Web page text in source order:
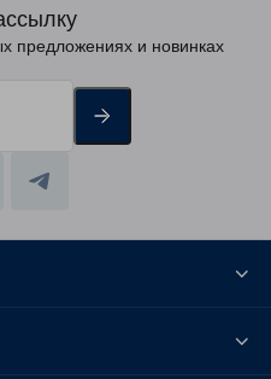
предложениях и новинках